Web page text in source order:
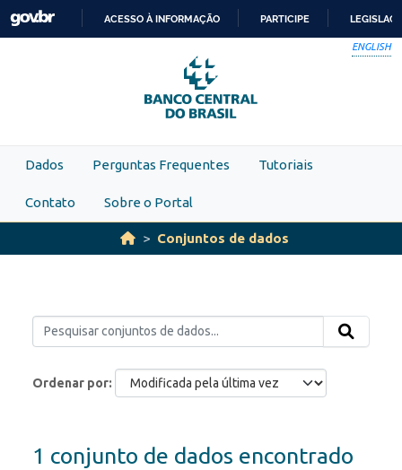
Skip to main content
PARA
O
CONTEÚDO
ACESSO À INFORMAÇÃO PARTICIPE
ENGLISH
Dados Perguntas Frequentes Tutoriais
Contato Sobre o Portal
Conjuntos de dados
Ordenar por
1 conjunto de dados encontrado